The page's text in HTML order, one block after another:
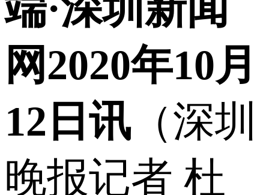
网2020年10月
12日讯（深圳
晚报记者 杜